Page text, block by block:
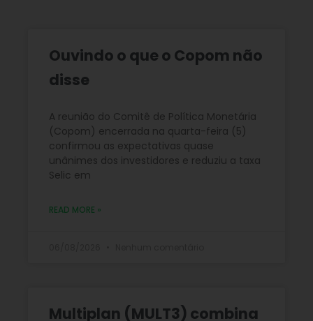
Ouvindo o que o Copom não
disse
A reunião do Comitê de Política Monetária
(Copom) encerrada na quarta-feira (5)
confirmou as expectativas quase
unânimes dos investidores e reduziu a taxa
Selic em
READ MORE »
Multiplan (MULT3) combina